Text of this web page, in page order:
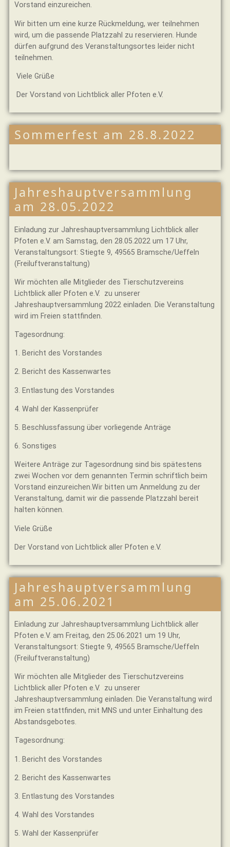
Vorstand einzureichen.
Wir bitten um eine kurze Rückmeldung, wer teilnehmen
wird, um die passende Platzzahl zu reservieren. Hunde
dürfen aufgrund des Veranstaltungsortes leider nicht
teilnehmen.
Viele Grüße
Der Vorstand von Lichtblick aller Pfoten e.V.
Sommerfest am 28.8.2022
Jahreshauptversammlung
am 28.05.2022
Einladung zur Jahreshauptversammlung Lichtblick aller
Pfoten e.V. am Samstag, den 28.05.2022 um 17 Uhr,
Veranstaltungsort: Stiegte 9, 49565 Bramsche/Ueffeln
(Freiluftveranstaltung)
Wir möchten alle Mitglieder des Tierschutzvereins
Lichtblick aller Pfoten e.V. zu unserer
Jahreshauptversammlung 2022 einladen. Die Veranstaltung
wird im Freien stattfinden.
Tagesordnung:
1. Bericht des Vorstandes
2. Bericht des Kassenwartes
3. Entlastung des Vorstandes
4. Wahl der Kassenprüfer
5. Beschlussfassung über vorliegende Anträge
6. Sonstiges
Weitere Anträge zur Tagesordnung sind bis spätestens
zwei Wochen vor dem genannten Termin schriftlich beim
Vorstand einzureichen.Wir bitten um Anmeldung zu der
Veranstaltung, damit wir die passende Platzzahl bereit
halten können.
Viele Grüße
Der Vorstand von Lichtblick aller Pfoten e.V.
Jahreshauptversammlung
am 25.06.2021
Einladung zur Jahreshauptversammlung Lichtblick aller
Pfoten e.V. am Freitag, den 25.06.2021 um 19 Uhr,
Veranstaltungsort: Stiegte 9, 49565 Bramsche/Ueffeln
(Freiluftveranstaltung)
Wir möchten alle Mitglieder des Tierschutzvereins
Lichtblick aller Pfoten e.V. zu unserer
Jahreshauptversammlung einladen. Die Veranstaltung wird
im Freien stattfinden, mit MNS und unter Einhaltung des
Abstandsgebotes.
Tagesordnung:
1. Bericht des Vorstandes
2. Bericht des Kassenwartes
3. Entlastung des Vorstandes
4. Wahl des Vorstandes
5. Wahl der Kassenprüfer